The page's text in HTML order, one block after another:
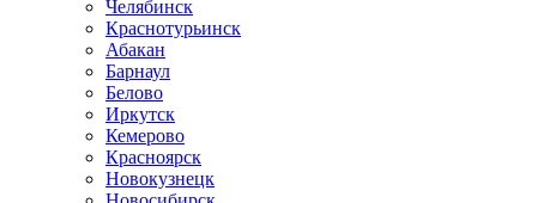
Челябинск
Краснотурьинск
Абакан
Барнаул
Белово
Иркутск
Кемерово
Красноярск
Новокузнецк